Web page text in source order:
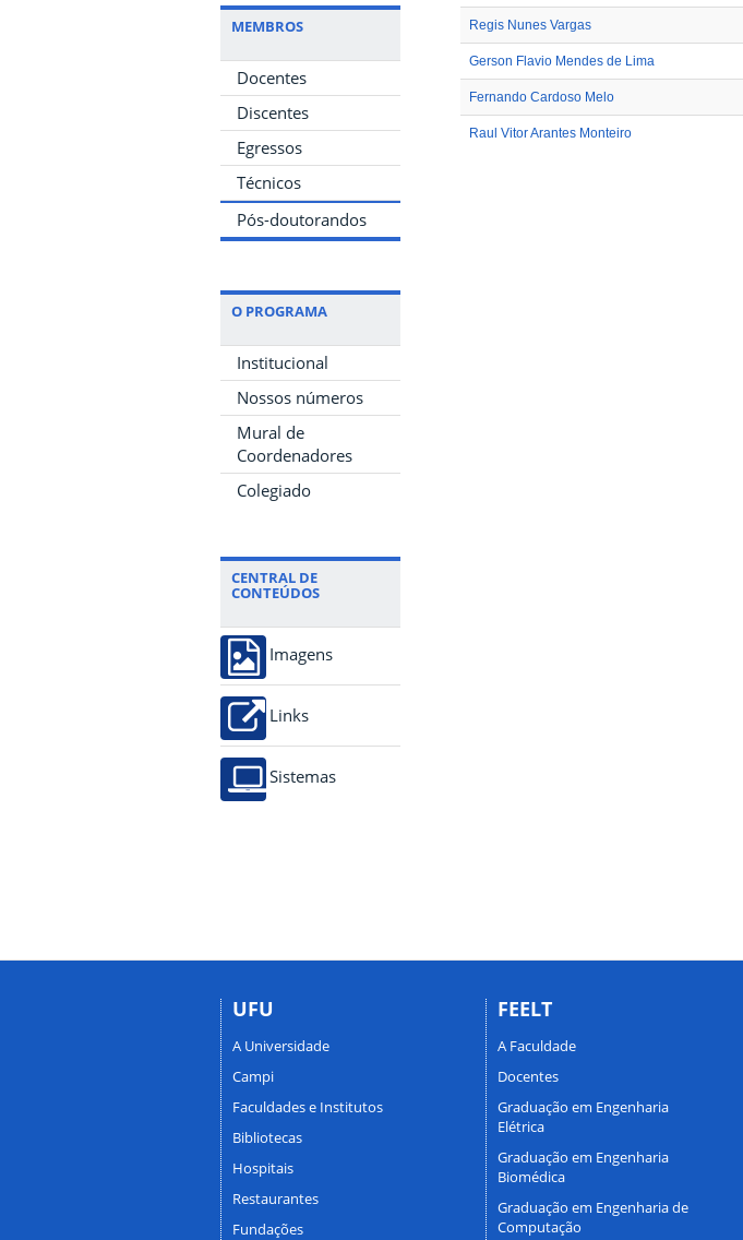
MEMBROS
Docentes
Discentes
Egressos
Técnicos
Pós-doutorandos
O PROGRAMA
Institucional
Nossos números
Mural de
Coordenadores
Colegiado
CENTRAL DE
CONTEÚDOS
Imagens
Links
Sistemas
Regis Nunes Vargas
Gerson Flavio Mendes de Lima
Fernando Cardoso Melo
Raul Vitor Arantes Monteiro
UFU
A Universidade
Campi
Faculdades e Institutos
Bibliotecas
Hospitais
Restaurantes
Fundações
FEELT
A Faculdade
Docentes
Graduação em Engenharia
Elétrica
Graduação em Engenharia
Biomédica
Graduação em Engenharia de
Computação